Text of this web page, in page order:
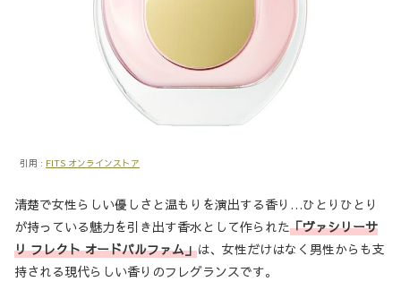
引用 : FITS オンラインストア
清楚で女性らしい優しさと温もりを演出する香り…ひとりひとり
が持っている魅力を引き出す香水として作られた「ヴァシリーサ
リ フレクト オードパルファム」は、女性だけはなく男性からも支
持される現代らしい香りのフレグランスです。